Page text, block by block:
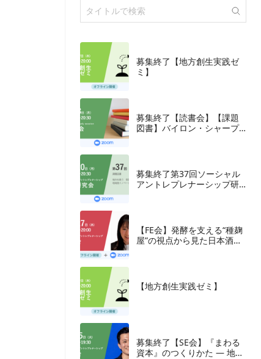
募集終了【地方創生実践ゼ
ミ】
募集終了【読書会】【課題
図書】バイロン・シャープ
版、2018年
募集終了第37回ソーシャル
アントレプレナーシップ研
【FE会】発酵を支える“種麹
屋”の視点から見た日本酒産
【地方創生実践ゼミ】
募集終了【SE会】『まわる
資本』のつくりかた — 地方